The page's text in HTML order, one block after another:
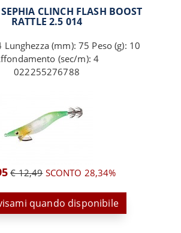
CLINCH FLASH BOOST
RATTLE 2.5 014
Lunghezza (mm): 75 Peso (g): 10
(sec/m): 4
022255276788
€ 12,49SCONTO 28,34%
quando disponibile